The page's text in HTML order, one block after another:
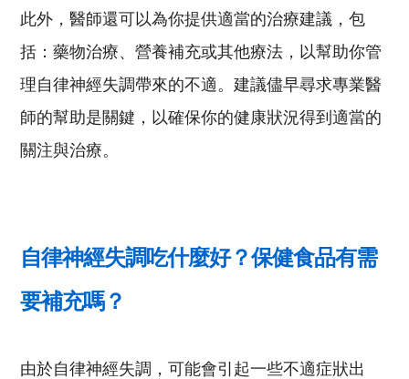
此外，醫師還可以為你提供適當的治療建議，包
括：藥物治療、營養補充或其他療法，以幫助你管
理自律神經失調帶來的不適。建議儘早尋求專業醫
師的幫助是關鍵，以確保你的健康狀況得到適當的
關注與治療。
自律神經失調吃什麼好？保健食品有需
要補充嗎？
由於自律神經失調，可能會引起一些不適症狀出